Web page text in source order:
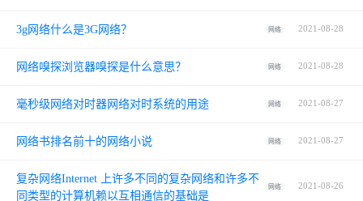
3g网络什么是3G网络？ 网络 2021-08-28
网络嗅探浏览器嗅探是什么意思？ 网络 2021-08-28
毫秒级网络对时器网络对时系统的用途 网络 2021-08-27
网络书排名前十的网络小说 网络 2021-08-27
复杂网络Internet 上许多不同的复杂网络和许多不
同类型的计算机赖以互相通信的基础是
网络 2021-08-26